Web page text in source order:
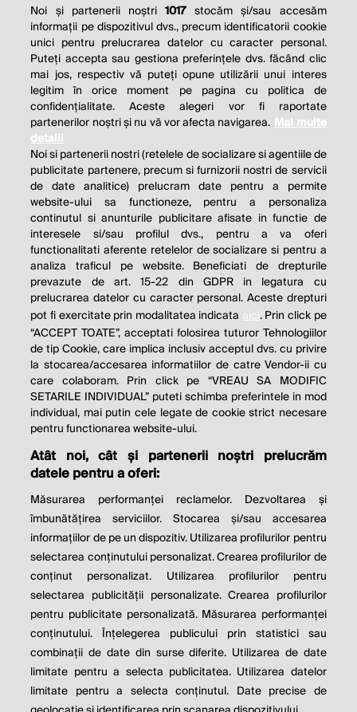
THE SOCIAL RESPONSIBILITY OF
BUSINESS IS TO INCREASE ITS
PROFITS.
Milton Friedman
© 2026 Profit.ro. Toate drepturile rezervate.
Dezvoltat de1616.ro
Contact Publicitate Despre noi
Politica de cookie Politica de
confidențialitate
Noi și partenerii noștri1017 stocăm și/sau accesăm
informații pe dispozitivul dvs., precum identificatorii cookie
unici pentru prelucrarea datelor cu caracter personal.
Puteți accepta sau gestiona preferințele dvs. făcând clic
mai jos, respectiv vă puteți opune utilizării unui interes
legitim în orice moment pe pagina cu politica de
confidențialitate. Aceste alegeri vor fi raportate
partenerilor noștri și nu vă vor afecta navigarea. Mai multe
detalii
Noi si partenerii nostri (retelele de socializare si agentiile de
publicitate partenere, precum si furnizorii nostri de servicii
de date analitice) prelucram date pentru a permite
website-ului sa functioneze, pentru a personaliza
continutul si anunturile publicitare afisate in functie de
interesele si/sau profilul dvs., pentru a va oferi
functionalitati aferente retelelor de socializare si pentru a
analiza traficul pe website. Beneficiati de drepturile
prevazute de art. 15-22 din GDPR in legatura cu
prelucrarea datelor cu caracter personal. Aceste drepturi
pot fi exercitate prin modalitatea indicata aici. Prin click pe
“ACCEPT TOATE”, acceptati folosirea tuturor Tehnologiilor
de tip Cookie, care implica inclusiv acceptul dvs. cu privire
la stocarea/accesarea informatiilor de catre Vendor-ii cu
care colaboram. Prin click pe “VREAU SA MODIFIC
SETARILE INDIVIDUAL” puteti schimba preferintele in mod
individual, mai putin cele legate de cookie strict necesare
pentru functionarea website-ului.
Atât noi, cât și partenerii noștri prelucrăm
datele pentru a oferi:
Măsurarea performanței reclamelor. Dezvoltarea și
îmbunătățirea serviciilor. Stocarea și/sau accesarea
informațiilor de pe un dispozitiv. Utilizarea profilurilor pentru
selectarea conținutului personalizat. Crearea profilurilor de
conținut personalizat. Utilizarea profilurilor pentru
selectarea publicității personalizate. Crearea profilurilor
pentru publicitate personalizată. Măsurarea performanței
conținutului. Înțelegerea publicului prin statistici sau
combinații de date din surse diferite. Utilizarea de date
limitate pentru a selecta publicitatea. Utilizarea datelor
limitate pentru a selecta conținutul. Date precise de